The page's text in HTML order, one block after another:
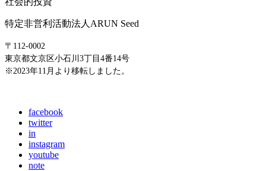
特定非営利活動法人ARUN Seed
〒112-0002
東京都文京区小石川3丁目4番14号
※2023年11月より移転しました。
facebook
twitter
in
instagram
youtube
note